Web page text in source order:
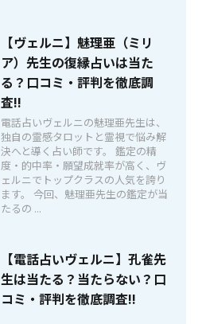
【ヴェルニ】魅理亜（ミリ
ア）先生の復縁占いは当た
る？口コミ・評判を徹底調
査!!
電話占いヴェルニの魅理亜先生は、
独自の霊感タロットと霊視で悩み解
決へと導く占い師です。 鑑定の精
度・的中率・願望成就率が高く、ヴ
ェルニでトップクラスの人気を誇り
ます。 今回、魅理亜先生の鑑定が当
たるの ...
【電話占いヴェルニ】孔雀先
生は当たる？当たらない？口
コミ・評判を徹底調査!!